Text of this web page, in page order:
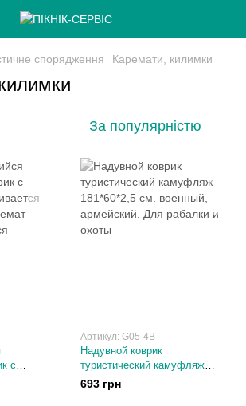
спорядження Каремати, килимки
За популярністю
с
Артикул: G05-4B
Надувной коврик
туристический камуфляж
181*60*2,5 см. военный,
армейский. Для рабалки и
693 грн